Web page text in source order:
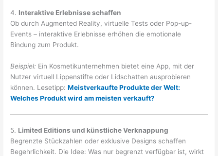
4. Interaktive Erlebnisse schaffen
Ob durch Augmented Reality, virtuelle Tests oder Pop-up-
Events – interaktive Erlebnisse erhöhen die emotionale
Bindung zum Produkt.
Beispiel: Ein Kosmetikunternehmen bietet eine App, mit der
Nutzer virtuell Lippenstifte oder Lidschatten ausprobieren
können. Lesetipp:Meistverkaufte Produkte der Welt:
Welches Produkt wird am meisten verkauft?
5. Limited Editions und künstliche Verknappung
Begrenzte Stückzahlen oder exklusive Designs schaffen
Begehrlichkeit. Die Idee: Was nur begrenzt verfügbar ist, wirkt